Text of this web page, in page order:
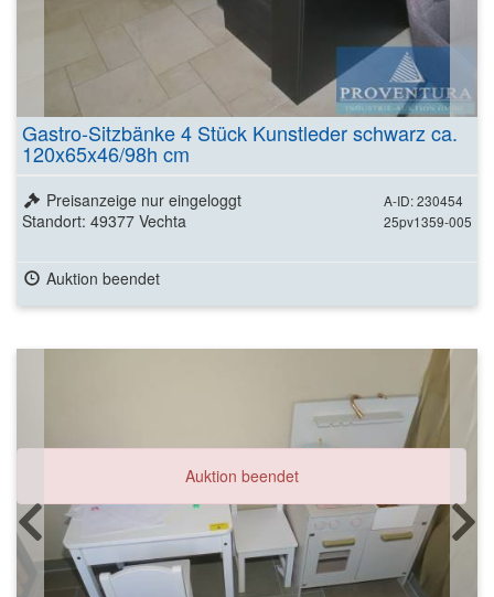
Gastro-Sitzbänke 4 Stück Kunstleder schwarz ca.
120x65x46/98h cm
A-ID: 230454
25pv1359-005
Preisanzeige nur eingeloggt
Standort: 49377 Vechta
Auktion beendet
Auktion beendet